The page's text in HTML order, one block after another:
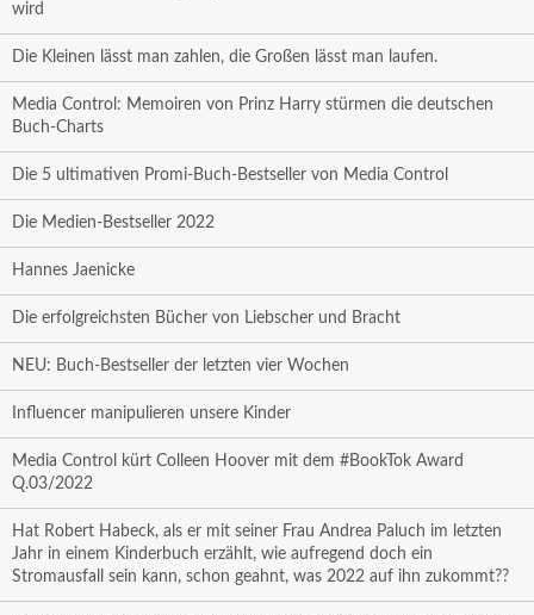
wird
Die Kleinen lässt man zahlen, die Großen lässt man laufen.
Media Control: Memoiren von Prinz Harry stürmen die deutschen
Buch-Charts
Die 5 ultimativen Promi-Buch-Bestseller von Media Control
Die Medien-Bestseller 2022
Hannes Jaenicke
Die erfolgreichsten Bücher von Liebscher und Bracht
NEU: Buch-Bestseller der letzten vier Wochen
Influencer manipulieren unsere Kinder
Media Control kürt Colleen Hoover mit dem #BookTok Award
Q.03/2022
Hat Robert Habeck, als er mit seiner Frau Andrea Paluch im letzten
Jahr in einem Kinderbuch erzählt, wie aufregend doch ein
Stromausfall sein kann, schon geahnt, was 2022 auf ihn zukommt??